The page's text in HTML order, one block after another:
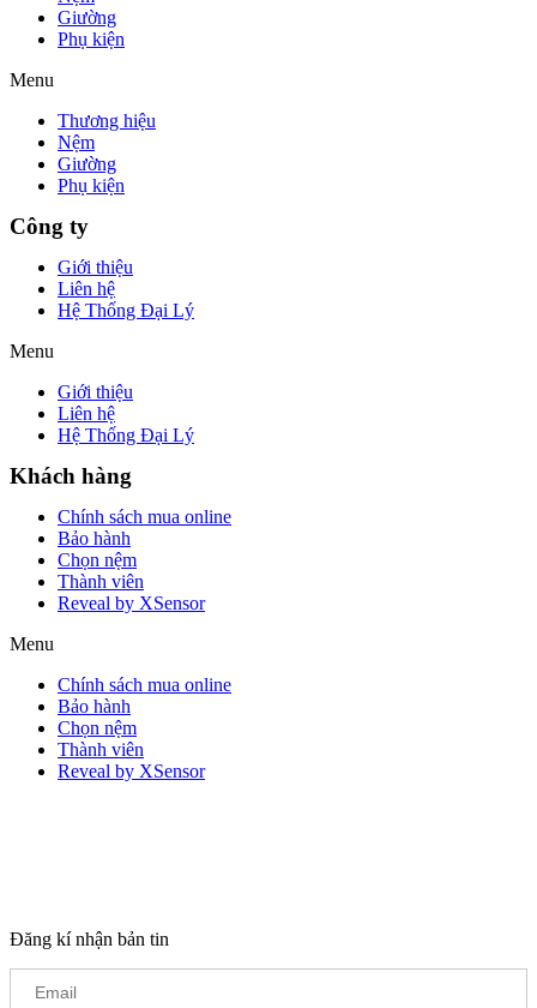
Giường
Phụ kiện
Menu
Thương hiệu
Nệm
Giường
Phụ kiện
Công ty
Giới thiệu
Liên hệ
Hệ Thống Đại Lý
Menu
Giới thiệu
Liên hệ
Hệ Thống Đại Lý
Khách hàng
Chính sách mua online
Bảo hành
Chọn nệm
Thành viên
Reveal by XSensor
Menu
Chính sách mua online
Bảo hành
Chọn nệm
Thành viên
Reveal by XSensor
Đăng kí nhận bản tin